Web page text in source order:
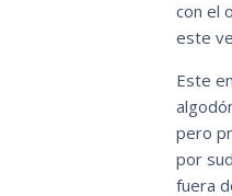
con el
este
Este
pero
por
fuera